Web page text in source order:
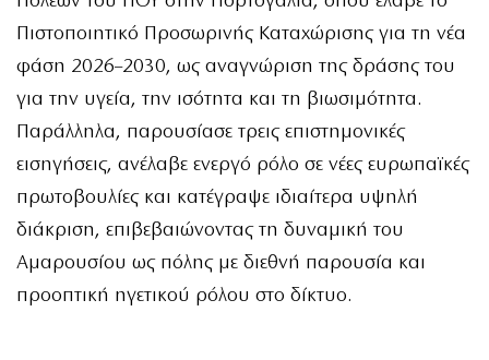
Πιστοποιητικό Προσωρινής Καταχώρισης για τη νέα
φάση 2026–2030, ως αναγνώριση της δράσης του
για την υγεία, την ισότητα και τη βιωσιμότητα.
Παράλληλα, παρουσίασε τρεις επιστημονικές
εισηγήσεις, ανέλαβε ενεργό ρόλο σε νέες ευρωπαϊκές
πρωτοβουλίες και κατέγραψε ιδιαίτερα υψηλή
διάκριση, επιβεβαιώνοντας τη δυναμική του
Αμαρουσίου ως πόλης με διεθνή παρουσία και
προοπτική ηγετικού ρόλου στο δίκτυο.